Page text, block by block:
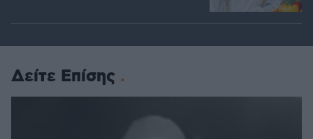
Δείτε Επίσης